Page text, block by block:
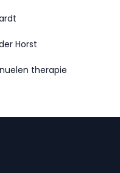
Horst
therapie